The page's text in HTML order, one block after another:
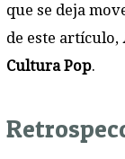
que se deja
de este artículo,
Cultura Pop.